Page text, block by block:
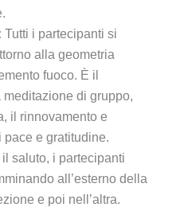
Tutti i partecipanti si
alla geometria
fuoco. È il
di gruppo,
il rinnovamento e
pace e gratitudine.
il saluto, i partecipanti
all’esterno della
e poi nell’altra.